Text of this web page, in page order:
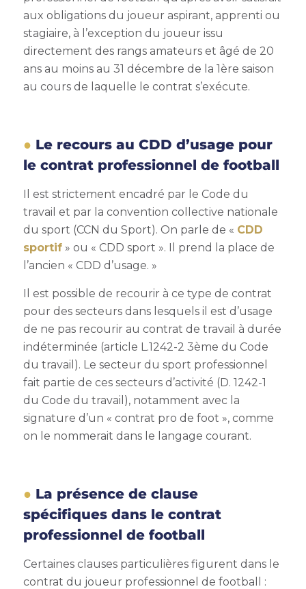
aux obligations du joueur aspirant, apprenti ou
stagiaire, à l’exception du joueur issu
directement des rangs amateurs et âgé de 20
ans au moins au 31 décembre de la 1ère saison
au cours de laquelle le contrat s’exécute.
Le recours au CDD d’usage pour
le contrat professionnel de football
Il est strictement encadré par le Code du
travail et par la convention collective nationale
du sport (CCN du Sport). On parle de « CDD
sportif» ou « CDD sport ». Il prend la place de
l’ancien « CDD d’usage. »
Il est possible de recourir à ce type de contrat
pour des secteurs dans lesquels il est d’usage
de ne pas recourir au contrat de travail à durée
indéterminée (article L.1242-2 3ème du Code
du travail). Le secteur du sport professionnel
fait partie de ces secteurs d’activité (D. 1242-1
du Code du travail), notamment avec la
signature d’un « contrat pro de foot », comme
on le nommerait dans le langage courant.
La présence de clause
spécifiques dans le contrat
professionnel de football
Certaines clauses particulières figurent dans le
contrat du joueur professionnel de football :